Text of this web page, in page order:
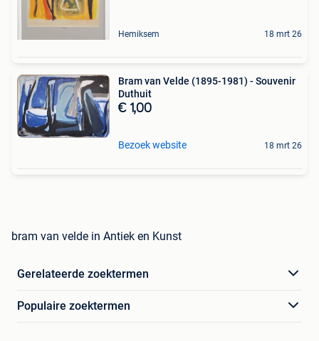
Hemiksem 18 mrt 26
Bram van Velde (1895-1981) - Souvenir
Duthuit
€ 1,00
Bezoek website 18 mrt 26
bram van velde in Antiek en Kunst
Gerelateerde zoektermen
Populaire zoektermen